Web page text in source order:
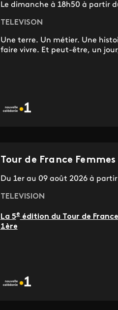
Le dimanche à 18h50 à partir
TELEVISON
Une terre. Un métier. Une
faire vivre. Et peut-être, un
Tour de France
Du 1er au 09 août 2026 à
TELEVISION
La 5eédition du Tour de France
1ère